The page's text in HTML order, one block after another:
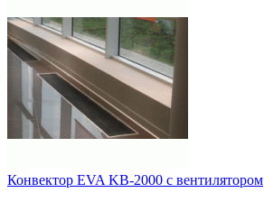
Конвектор EVA KB-2000 с вентилятором